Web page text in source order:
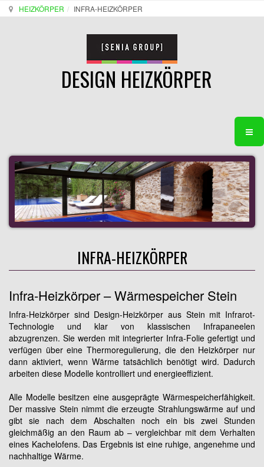
HEIZKÖRPER INFRA-HEIZKÖRPER
DESIGN HEIZKÖRPER
INFRA-HEIZKÖRPER
Infra-Heizkörper – Wärmespeicher Stein
Infra-Heizkörper sind Design-Heizkörper aus Stein mit Infrarot-
Technologie und klar von klassischen Infrapaneelen
abzugrenzen. Sie werden mit integrierter Infra-Folie gefertigt und
verfügen über eine Thermoregulierung, die den Heizkörper nur
dann aktiviert, wenn Wärme tatsächlich benötigt wird. Dadurch
arbeiten diese Modelle kontrolliert und energieeffizient.
Alle Modelle besitzen eine ausgeprägte Wärmespeicherfähigkeit.
Der massive Stein nimmt die erzeugte Strahlungswärme auf und
gibt sie nach dem Abschalten noch ein bis zwei Stunden
gleichmäßig an den Raum ab – vergleichbar mit dem Verhalten
eines Kachelofens. Das Ergebnis ist eine ruhige, angenehme und
nachhaltige Wärme.